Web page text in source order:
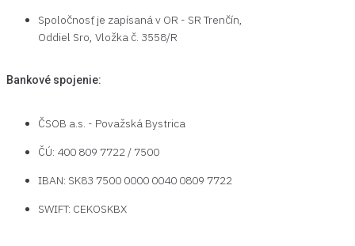
Spoločnosť je zapísaná v OR - SR Trenčín,
Oddiel Sro, Vložka č. 3558/R
Bankové spojenie:
ČSOB a.s. - Považská Bystrica​
ČÚ: 400 809 7722 / 7500​
IBAN: SK83 7500 0000 0040 0809 7722​
SWIFT: CEKOSKBX​